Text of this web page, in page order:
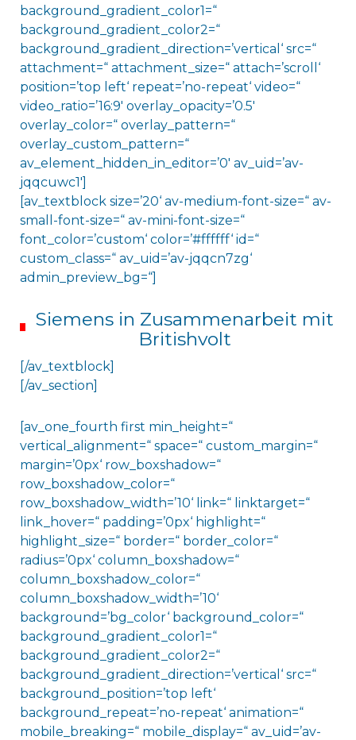
background_gradient_color1=“
background_gradient_color2=“
background_gradient_direction=’vertical‘ src=“
attachment=“ attachment_size=“ attach=’scroll‘
position=’top left‘ repeat=’no-repeat‘ video=“
video_ratio=’16:9′ overlay_opacity=’0.5′
overlay_color=“ overlay_pattern=“
overlay_custom_pattern=“
av_element_hidden_in_editor=’0′ av_uid=’av-
jqqcuwc1′]
[av_textblock size=’20‘ av-medium-font-size=“ av-
small-font-size=“ av-mini-font-size=“
font_color=’custom‘ color=’#ffffff‘ id=“
custom_class=“ av_uid=’av-jqqcn7zg‘
admin_preview_bg=“]
Siemens in Zusammenarbeit mit
Britishvolt
[/av_textblock]
[/av_section]
[av_one_fourth first min_height=“
vertical_alignment=“ space=“ custom_margin=“
margin=’0px‘ row_boxshadow=“
row_boxshadow_color=“
row_boxshadow_width=’10‘ link=“ linktarget=“
link_hover=“ padding=’0px‘ highlight=“
highlight_size=“ border=“ border_color=“
radius=’0px‘ column_boxshadow=“
column_boxshadow_color=“
column_boxshadow_width=’10‘
background=’bg_color‘ background_color=“
background_gradient_color1=“
background_gradient_color2=“
background_gradient_direction=’vertical‘ src=“
background_position=’top left‘
background_repeat=’no-repeat‘ animation=“
mobile_breaking=“ mobile_display=“ av_uid=’av-